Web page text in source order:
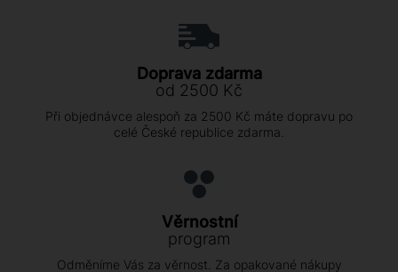
Doprava zdarma
od 2500 Kč
Při objednávce alespoň za 2500 Kč máte dopravu po
celé České republice zdarma.
Věrnostní
program
Odměníme Vás za věrnost. Za opakované nákupy